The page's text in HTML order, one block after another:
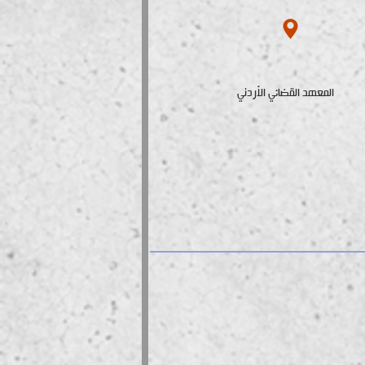
المعهد القضائي الأردني